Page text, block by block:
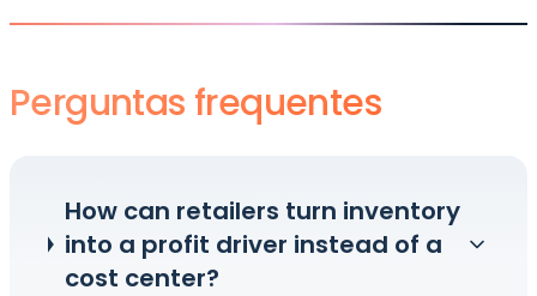
Perguntas frequentes
How can retailers turn inventory
into a profit driver instead of a
cost center?